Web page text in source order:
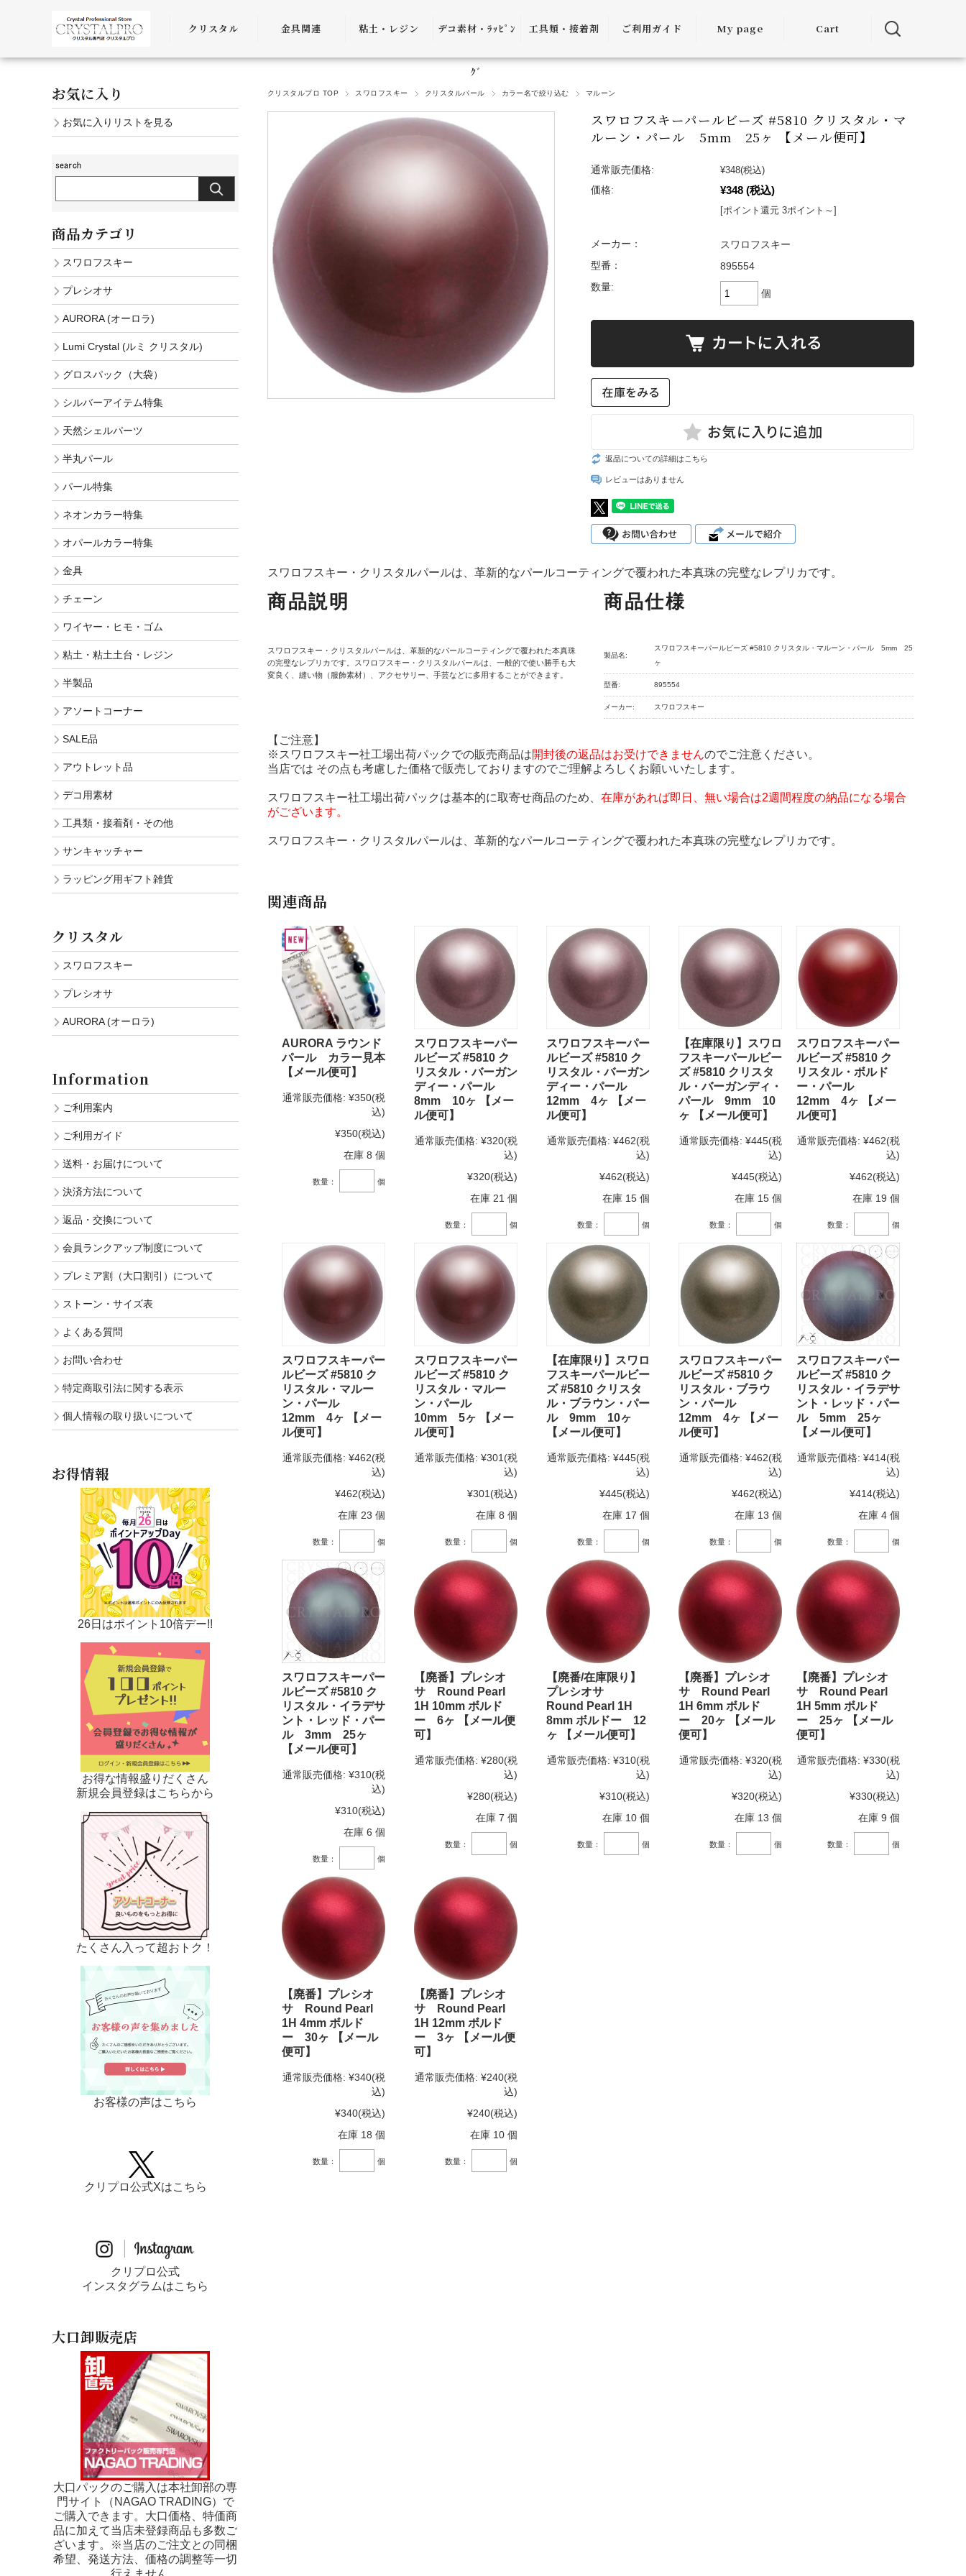
クリスタル
SWAROVSKI
金具関連
金具
チェーン
粘土・レジン
粘土・粘土土台
レジン
デコ素材・ﾗｯﾋﾟﾝ
ｸﾞ
デコ素材
ﾗｯﾋﾟﾝｸﾞ雑貨
工具類・接着剤
ピンセット
アプリケーター
ヤットコ・ニッ
接着剤・リムー
ケース・トレー
便利グッズ・そ
書籍・レシピ
ご利用ガイド
ご利用ガイド
ついて
決済方法につい
て
会員ランクアッ
て
ズ表
My page Cart
クリスタルプロ TOP スワロフスキー クリスタルパール カラー名で絞り込む マルーン
スワロフスキーパールビーズ #5810 クリスタル・マ
ルーン・パール 5mm 25ヶ 【メール便可】
通常販売価格: ¥348(税込)
価格:
¥348 (税込)
[ポイント還元 3ポイント～]
メーカー：
スワロフスキー
型番：
895554
数量:
個
返品についての詳細はこちら
レビューはありません
スワロフスキー・クリスタルパールは、革新的なパールコーティングで覆われた本真珠の完璧なレプリカです。
商品説明
スワロフスキー・クリスタルパールは、革新的なパールコーティングで覆われた本真珠
の完璧なレプリカです。スワロフスキー・クリスタルパールは、一般的で使い勝手も大
変良く、縫い物（服飾素材）、アクセサリー、手芸などに多用することができます。
商品仕様
製品名:
スワロフスキーパールビーズ #5810 クリスタル・マルーン・パール 5mm 25
ヶ
型番: 895554
メーカー: スワロフスキー
【ご注意】
※スワロフスキー社工場出荷パックでの販売商品は開封後の返品はお受けできませんのでご注意ください。
当店では その点も考慮した価格で販売しておりますのでご理解よろしくお願いいたします。
スワロフスキー社工場出荷パックは基本的に取寄せ商品のため、 在庫があれば即日、無い場合は2週間程度の納品になる場合
がございます。
スワロフスキー・クリスタルパールは、革新的なパールコーティングで覆われた本真珠の完璧なレプリカです。
関連商品
AURORA ラウンド
パール カラー見本
【メール便可】
通常販売価格: ¥350(税
込)
¥350(税込)
在庫 8 個
数量： 個
スワロフスキーパー
ルビーズ #5810 ク
リスタル・バーガン
ディー・パール
8mm 10ヶ 【メー
ル便可】
通常販売価格: ¥320(税
込)
¥320(税込)
在庫 21 個
数量： 個
スワロフスキーパー
ルビーズ #5810 ク
リスタル・バーガン
ディー・パール
12mm 4ヶ 【メー
ル便可】
通常販売価格: ¥462(税
込)
¥462(税込)
在庫 15 個
数量： 個
【在庫限り】スワロ
フスキーパールビー
ズ #5810 クリスタ
ル・バーガンディ・
パール 9mm 10
ヶ 【メール便可】
通常販売価格: ¥445(税
込)
¥445(税込)
在庫 15 個
数量： 個
スワロフスキーパー
ルビーズ #5810 ク
リスタル・ボルド
ー・パール
12mm 4ヶ 【メー
ル便可】
通常販売価格: ¥462(税
込)
¥462(税込)
在庫 19 個
数量： 個
スワロフスキーパー
ルビーズ #5810 ク
リスタル・マルー
ン・パール
12mm 4ヶ 【メー
ル便可】
通常販売価格: ¥462(税
込)
¥462(税込)
在庫 23 個
数量： 個
スワロフスキーパー
ルビーズ #5810 ク
リスタル・マルー
ン・パール
10mm 5ヶ 【メー
ル便可】
通常販売価格: ¥301 (税
込)
¥301 (税込)
在庫 8 個
数量： 個
【在庫限り】スワロ
フスキーパールビー
ズ #5810 クリスタ
ル・ブラウン・パー
ル 9mm 10ヶ
【メール便可】
通常販売価格: ¥445(税
込)
¥445(税込)
在庫 17 個
数量： 個
スワロフスキーパー
ルビーズ #5810 ク
リスタル・ブラウ
ン・パール
12mm 4ヶ 【メー
ル便可】
通常販売価格: ¥462(税
込)
¥462(税込)
在庫 13 個
数量： 個
スワロフスキーパー
ルビーズ #5810 ク
リスタル・イラデサ
ント・レッド・パー
ル 5mm 25ヶ
【メール便可】
通常販売価格: ¥414(税
込)
¥414(税込)
在庫 4 個
数量： 個
スワロフスキーパー
ルビーズ #5810 ク
リスタル・イラデサ
ント・レッド・パー
ル 3mm 25ヶ
【メール便可】
通常販売価格: ¥310(税
込)
¥310(税込)
在庫 6 個
数量： 個
【廃番】プレシオ
サ Round Pearl
1H 10mm ボルド
ー 6ヶ 【メール便
可】
通常販売価格: ¥280(税
込)
¥280(税込)
在庫 7 個
数量： 個
【廃番/在庫限り】
プレシオサ
Round Pearl 1H
8mm ボルドー 12
ヶ 【メール便可】
通常販売価格: ¥310(税
込)
¥310(税込)
在庫 10 個
数量： 個
【廃番】プレシオ
サ Round Pearl
1H 6mm ボルド
ー 20ヶ 【メール
便可】
通常販売価格: ¥320(税
込)
¥320(税込)
在庫 13 個
数量： 個
【廃番】プレシオ
サ Round Pearl
1H 5mm ボルド
ー 25ヶ 【メール
便可】
通常販売価格: ¥330(税
込)
¥330(税込)
在庫 9 個
数量： 個
【廃番】プレシオ
サ Round Pearl
1H 4mm ボルド
ー 30ヶ 【メール
便可】
通常販売価格: ¥340(税
込)
¥340(税込)
在庫 18 個
数量： 個
【廃番】プレシオ
サ Round Pearl
1H 12mm ボルド
ー 3ヶ 【メール便
可】
通常販売価格: ¥240(税
込)
¥240(税込)
在庫 10 個
数量： 個
お気に入り
お気に入りリストを見る
商品カテゴリ
スワロフスキー
プレシオサ
AURORA (オーロラ)
Lumi Crystal (ルミ クリスタル)
グロスパック（大袋）
シルバーアイテム特集
天然シェルパーツ
半丸パール
パール特集
ネオンカラー特集
オパールカラー特集
金具
チェーン
ワイヤー・ヒモ・ゴム
粘土・粘土土台・レジン
半製品
アソートコーナー
SALE品
アウトレット品
デコ用素材
工具類・接着剤・その他
サンキャッチャー
ラッピング用ギフト雑貨
クリスタル
スワロフスキー
プレシオサ
AURORA (オーロラ)
Information
ご利用案内
ご利用ガイド
送料・お届けについて
決済方法について
返品・交換について
会員ランクアップ制度について
プレミア割（大口割引）について
ストーン・サイズ表
よくある質問
お問い合わせ
特定商取引法に関する表示
個人情報の取り扱いについて
お得情報
26日はポイント10倍デー!!
お得な情報盛りだくさん
新規会員登録はこちらから
たくさん入って超おトク！
お客様の声はこちら
クリプロ公式Xはこちら
クリプロ公式
インスタグラムはこちら
大口卸販売店
大口パックのご購入は本社卸部の専
門サイト（NAGAO TRADING）で
ご購入できます。大口価格、特価商
品に加えて当店未登録商品も多数ご
ざいます。※当店のご注文との同梱
希望、発送方法、価格の調整等一切
行えません。